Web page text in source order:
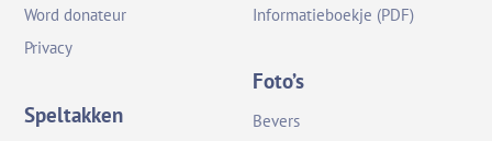
Word donateur
Privacy
Speltakken
Informatieboekje (PDF)
Foto’s
Bevers